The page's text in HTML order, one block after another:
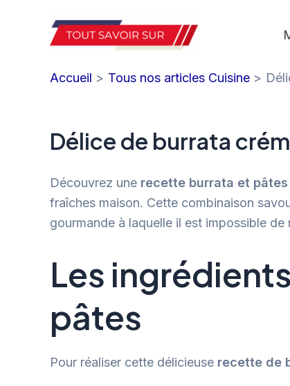
Accueil Tous nos articles Cuisine
Délice de burrata
Découvrez une recette burrata et pâtes
fraîches maison. Cette combinaison
gourmande à laquelle il est impossible
Les
pâtes
Pour réaliser cette délicieuse recette de